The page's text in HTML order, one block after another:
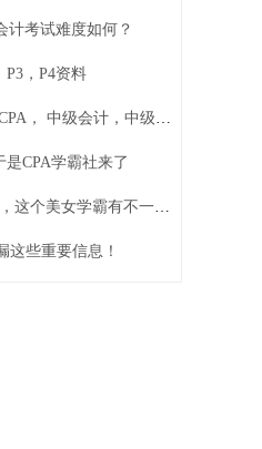
计考试难度如何？
P3，P4资料
中级会计，中级经济师...
是CPA学霸社来了
女学霸有不一样的复习方法
这些重要信息！